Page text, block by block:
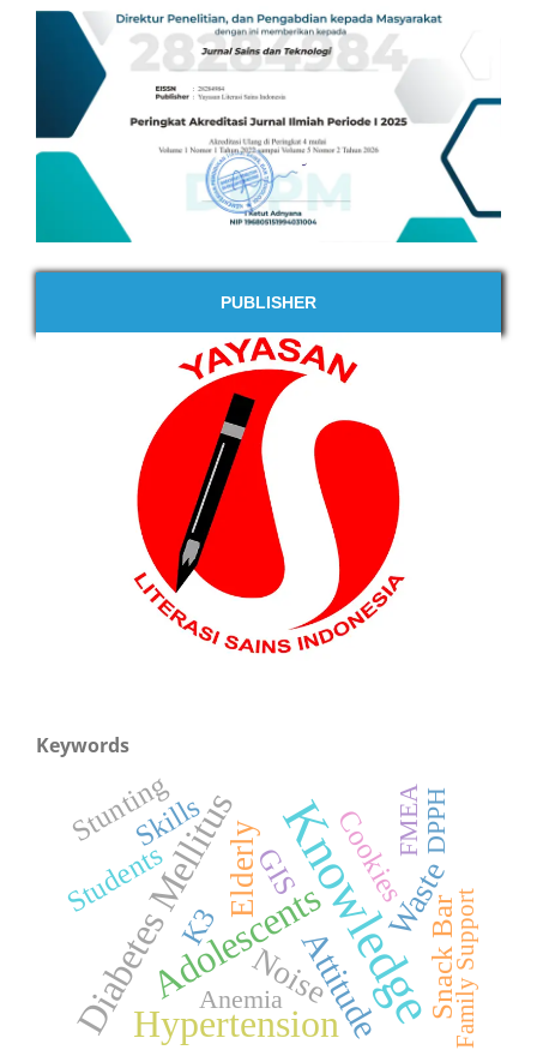
PUBLISHER
Keywords
Knowledge
Adolescents
Diabetes Mellitus
HypertensionAttitude
Elderly
Noise
Waste
Snack Bar
Students
Skills Cookies
Stunting
GIS
K3
FMEA
Anemia
DPPH
Family Support